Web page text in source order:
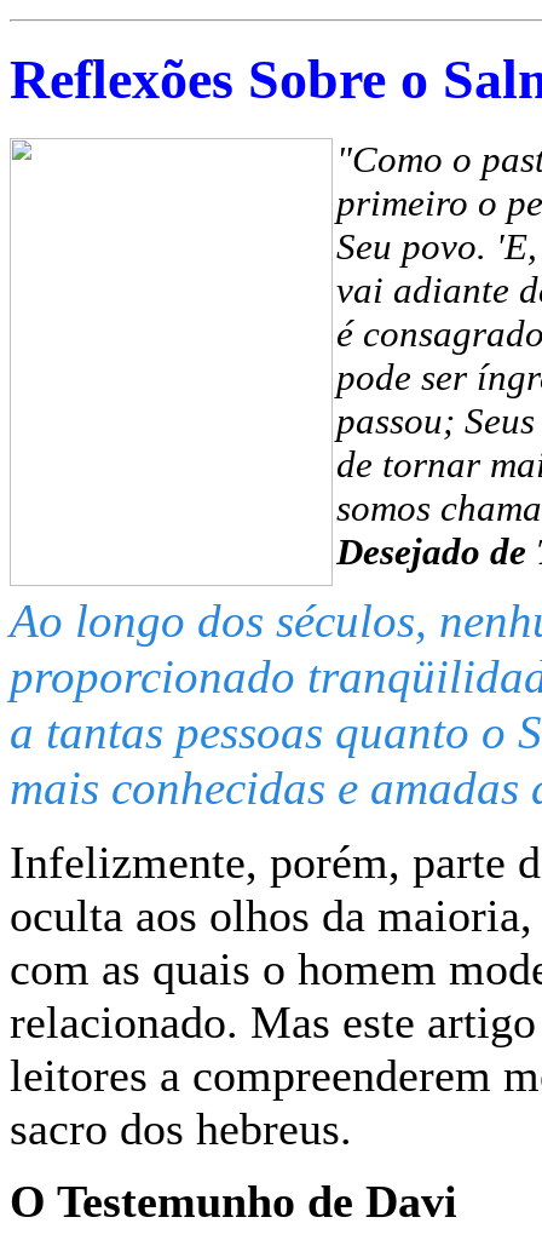
Reflexões Sobre o
"Como o
primeiro o
Seu povo.
vai adiante
é
pode ser
passou;
de tornar
somos
Desejado de
Ao longo dos séculos,
proporcionado
a tantas pessoas quanto o
mais conhecidas e
Infelizmente, porém, parte
oculta aos olhos da
com as quais o homem
relacionado. Mas este
leitores a compreenderem
sacro dos hebreus.
O Testemunho de Davi